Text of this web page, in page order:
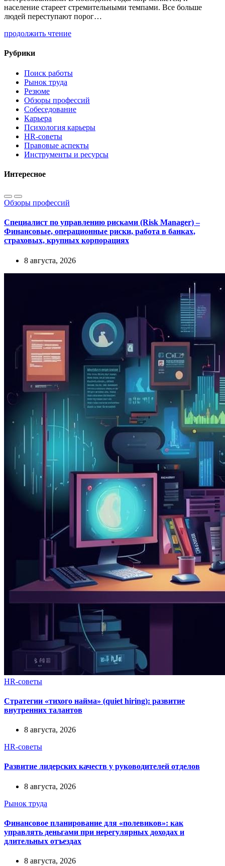
население стареет стремительными темпами. Все больше
людей переступают порог…
продолжить чтение
Рубрики
Поиск работы
Рынок труда
Резюме
Обзоры профессий
Собеседование
Карьера
Психология карьеры
HR-советы
Правовые аспекты
Инструменты и ресурсы
Интересное
Обзоры профессий
Специалист по управлению рисками (Risk Manager) –
Финансовые, операционные риски, работа в банках,
страховых, крупных корпорациях
8 августа, 2026
HR-советы
Стратегии «тихого найма» (quiet hiring): развитие
внутренних талантов
8 августа, 2026
HR-советы
Развитие лидерских качеств у руководителей отделов
8 августа, 2026
Рынок труда
Финансовое планирование для «полевиков»: как
управлять деньгами при нерегулярных доходах и
длительных отъездах
8 августа, 2026